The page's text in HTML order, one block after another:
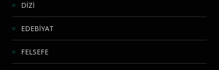
DİZİ
EDEBİYAT
FELSEFE